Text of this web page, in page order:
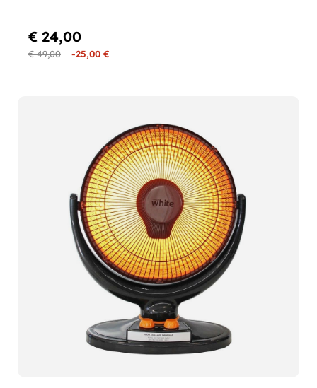
€ 49,00 -25,00 €
€ 24,00